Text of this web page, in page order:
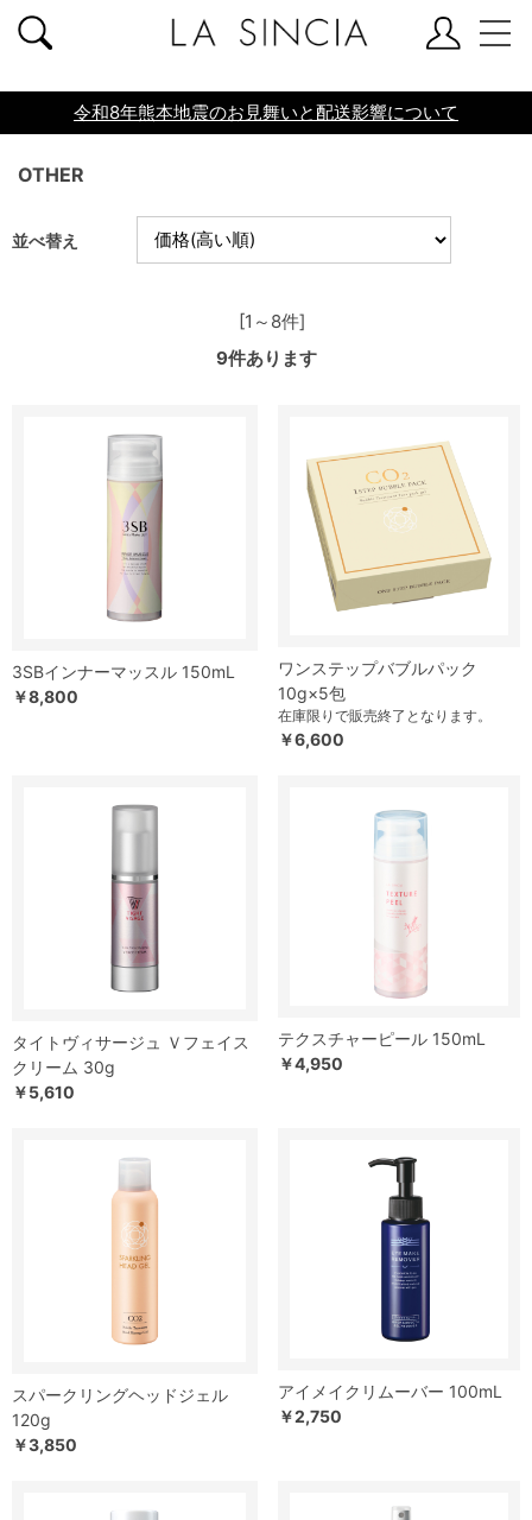
共通ヘッダー
令和8年熊本地震のお見舞いと配送影響について
OTHER
並べ替え
[1～8件]
9件あります
3SBインナーマッスル 150mL
￥8,800
ワンステップバブルパック
10g×5包
在庫限りで販売終了となります。
￥6,600
タイトヴィサージュ Ｖフェイス
クリーム 30g
￥5,610
テクスチャーピール 150mL
￥4,950
スパークリングヘッドジェル
120g
￥3,850
アイメイクリムーバー 100mL
￥2,750